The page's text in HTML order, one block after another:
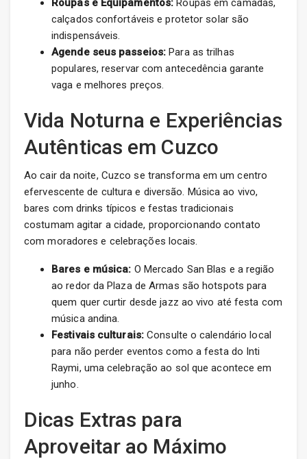
Roupas e Equipamentos: Roupas em camadas,
calçados confortáveis e protetor solar são
indispensáveis.
Agende seus passeios: Para as trilhas
populares, reservar com antecedência garante
vaga e melhores preços.
Vida Noturna e Experiências
Autênticas em Cuzco
Ao cair da noite, Cuzco se transforma em um centro
efervescente de cultura e diversão. Música ao vivo,
bares com drinks típicos e festas tradicionais
costumam agitar a cidade, proporcionando contato
com moradores e celebrações locais.
Bares e música: O Mercado San Blas e a região
ao redor da Plaza de Armas são hotspots para
quem quer curtir desde jazz ao vivo até festa com
música andina.
Festivais culturais: Consulte o calendário local
para não perder eventos como a festa do Inti
Raymi, uma celebração ao sol que acontece em
junho.
Dicas Extras para
Aproveitar ao Máximo